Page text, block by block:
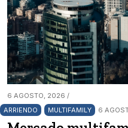
6 AGOSTO, 2026 /
ARRIENDO
MULTIFAMILY 6